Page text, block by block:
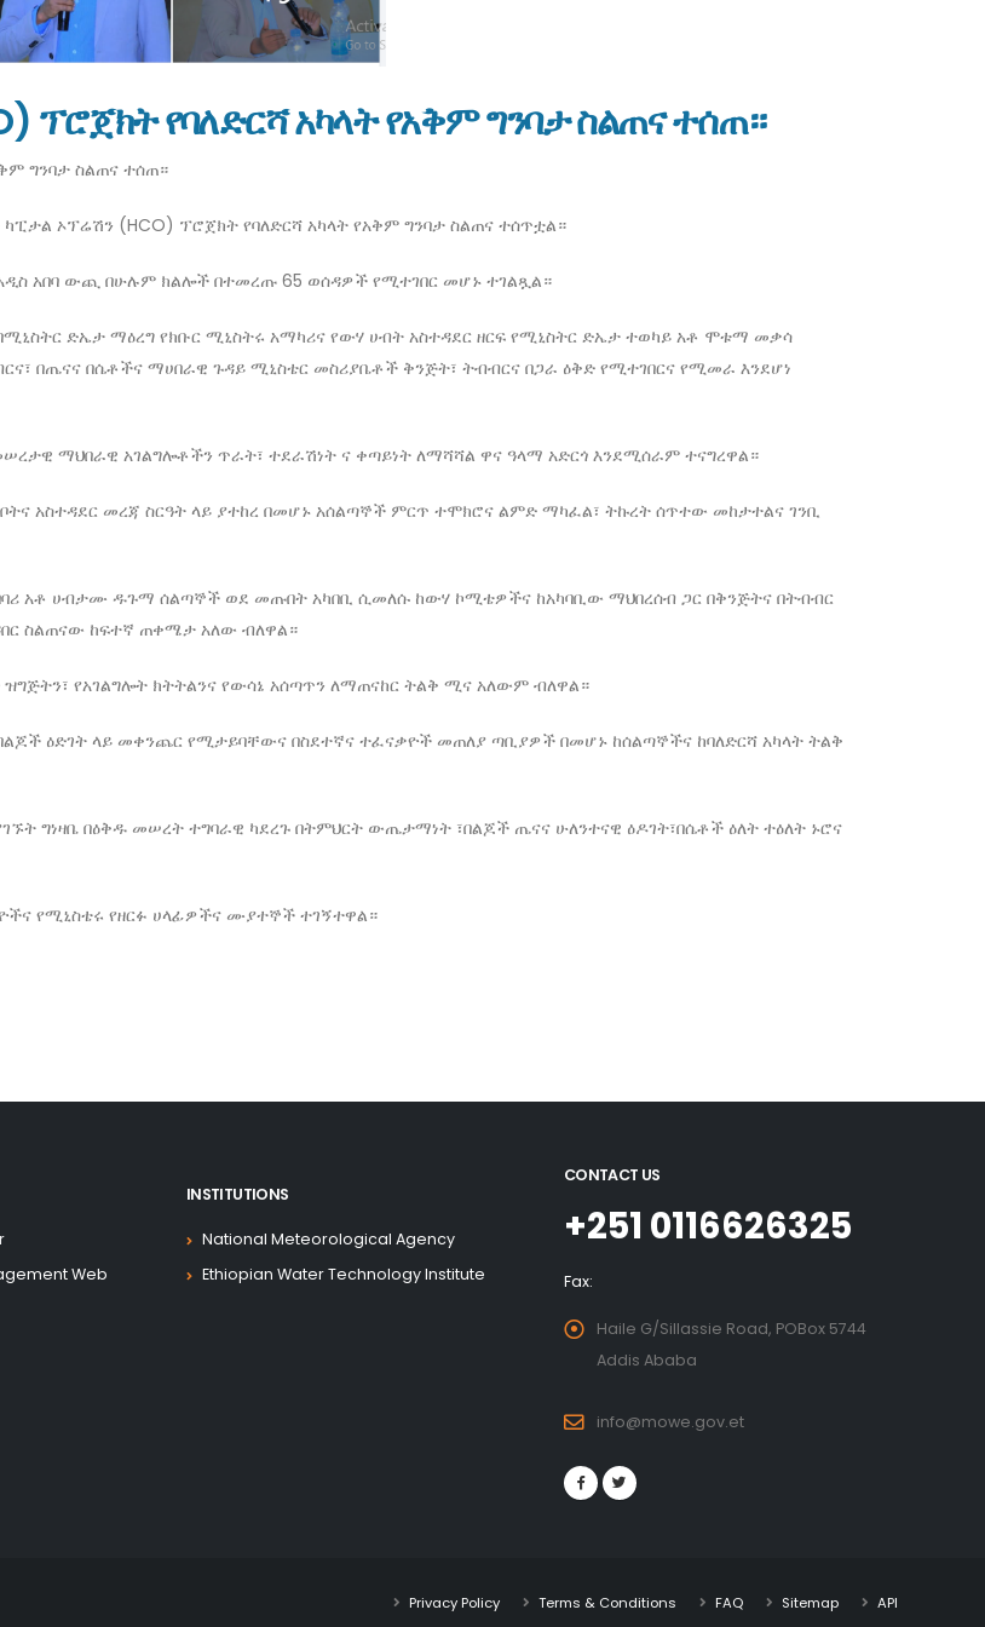
ፕሮጀክት የባለድርሻ አካላት የአቅም ግንባታ ስልጠና ተሰጠ።
ግንባታ ስልጠና ተሰጠ።
ኦፕሬሽን (HCO) ፕሮጀክት የባለድርሻ አካላት የአቅም ግንባታ ስልጠና ተሰጥቷል።
አበባ ውጪ በሁሉም ክልሎች በተመረጡ 65 ወሰዳዎች የሚተገበር መሆኑ ተገልጿል።
ድኤታ ማዕረግ የክቡር ሚኒስትሩ አማካሪና የውሃ ሀብት አስተዳደር ዘርፍ የሚኒስትር ድኤታ ተወካይ አቶ ሞቱማ መቃሳ
በጤናና በሴቶችና ማሀበራዊ ጉዳይ ሚኒስቴር መስሪያቤቶች ቅንጅት፣ ትብብርና በጋራ ዕቅድ የሚተገበርና የሚመራ እንደሆነ
ማህበራዊ አገልግሎቶችን ጥራት፣ ተደራሽነት ና ቀጣይነት ለማሻሻል ዋና ዓላማ አድርጎ እንደሚሰራም ተናግረዋል።
አስተዳደር መረጃ ስርዓት ላይ ያተከረ በመሆኑ አሰልጣኞች ምርጥ ተሞክሮና ልምድ ማካፈል፣ ትኩረት ሰጥተው መከታተልና ገንቢ
አቶ ሀብታሙ ዱጉማ ሰልጣኞች ወደ መጡበት አካበቢ ሲመለሱ ከውሃ ኮሚቴዎችና ከአካባቢው ማህበረሰብ ጋር በቅንጅትና በትብብር
ስልጠናው ከፍተኛ ጠቀሜታ አለው ብለዋል።
የአገልግሎት ክትትልንና የውሳኔ አሰጣጥን ለማጠናከር ትልቅ ሚና አለውም ብለዋል።
ዕድገት ላይ መቀንጨር የሚታይባቸውና በስደተኛና ተፈናቃዮች መጠለያ ጣቢያዎች በመሆኑ ከሰልጣኞችና ከባለድርሻ አካላት ትልቅ
ግነዛቤ በዕቅዱ መሠረት ተግባራዊ ካደረጉ በትምህርት ውጤታማነት ፣በልጆች ጤናና ሁለንተናዊ ዕዶገት፣በሴቶች ዕለት ተዕለት ኑሮና
የሚኒስቴሩ የዘርፉ ሀላፊዎችና ሙያተኞች ተገኝተዋል።
Web
INSTITUTIONS
National Meteorological Agency
Ethiopian Water Technology Institute
CONTACT US
+251 0116626325
Fax:
Haile G/Sillassie Road, POBox 5744
Addis Ababa
info@mowe.gov.et
Privacy Policy Terms & Conditions FAQ Sitemap API